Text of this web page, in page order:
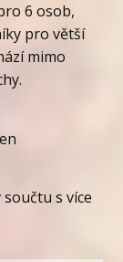
6 osob,
pro větší
mimo
s více